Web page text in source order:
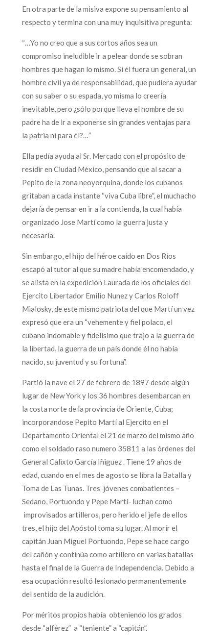
En otra parte de la misiva expone su pensamiento al
respecto y termina con una muy inquisitiva pregunta:
“…Yo no creo que a sus cortos años sea un
compromiso ineludible ir a pelear donde se sobran
hombres que hagan lo mismo. Si él fuera un general, un
hombre civil ya de responsabilidad, que pudiera ayudar
con su saber o su espada, yo misma lo creería
inevitable, pero ¿sólo porque lleva el nombre de su
padre ha de ir a exponerse sin grandes ventajas para
la patria ni para él?…”
Ella pedía ayuda al Sr. Mercado con el propósito de
residir en Ciudad México, pensando que al sacar a
Pepito de la zona neoyorquina, donde los cubanos
gritaban a cada instante “viva Cuba libre”, el muchacho
dejaría de pensar en ir a la contienda, la cual había
organizado Jose Martí como la guerra justa y
necesaria.
Sin embargo, el hijo del héroe caído en Dos Ríos
escapó al tutor al que su madre había encomendado, y
se alista en la expedición Laurada de los oficiales del
Ejercito Libertador Emilio Nunez y Carlos Roloff
Mialosky, de este mismo patriota del que Martí un vez
expresó que era un “vehemente y fiel polaco, el
cubano indomable y fidelísimo que trajo a la guerra de
la libertad, la guerra de un país donde él no había
nacido, su juventud y su fortuna”.
Partió la nave el 27 de febrero de 1897 desde algún
lugar de New York y los 36 hombres desembarcan en
la costa norte de la provincia de Oriente, Cuba;
incorporandose Pepito Martí al Ejercito en el
Departamento Oriental el 21 de marzo del mismo año
como el soldado raso numero 35811 a las órdenes del
General Calixto García Iñiguez . Tiene 19 años de
edad, cuando en el mes de agosto se libra la Batalla y
Toma de Las Tunas. Tres jóvenes combatientes –
Sedano, Portuondo y Pepe Martí- luchan como
improvisados artilleros, pero herido el jefe de ellos
tres, el hijo del Apóstol toma su lugar. Al morir el
capitán Juan Miguel Portuondo, Pepe se hace cargo
del cañón y continúa como artillero en varias batallas
hasta el final de la Guerra de Independencia. Debido a
esa ocupación resultó lesionado permanentemente
del sentido de la audición.
Por méritos propios había obteniendo los grados
desde “alférez” a “teniente” a “capitán”.